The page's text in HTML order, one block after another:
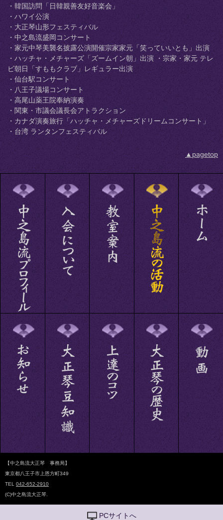
・韓国訪問「日韓親善友好音楽会」
・ハワイ公演
・大正琴山形フェスティバル
・中之島流盛岡コンサート
・家元中琴美襲名披露公演開催宗家家元「笑っていいとも」出演
・ハッチャ・メチャーズ「ズームイン朝」出演 ・宗家・家元 テレ
ビ朝日「すももクラブ」レギュラー出演
・仙台駅コンサート
・八王子議場コンサート
・高尾山薬王院奉納演奏
・関東・市議会議長会アトラクション
・カナダ演奏旅行「ハッチャ・メチャーズドリームコンサート」
・台湾 ランタンフェスティバル
▲pagetop
【中之島流大正琴 事務局】
東京都八王子市上恩方町349
TEL 042-652-2910
(C)中之島流大正琴.
PCサイトへ